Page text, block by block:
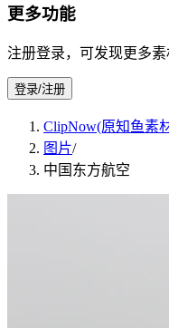
更多功能
注册登录，可发现更多素
登录/注册
ClipNow(原知鱼素
图片/
中国东方航空